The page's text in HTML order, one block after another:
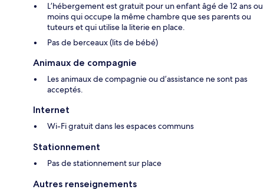
L’hébergement est gratuit pour un enfant âgé de 12 ans ou
moins qui occupe la même chambre que ses parents ou
tuteurs et qui utilise la literie en place.
Pas de berceaux (lits de bébé)
Animaux de compagnie
Les animaux de compagnie ou d’assistance ne sont pas
acceptés.
Internet
Wi-Fi gratuit dans les espaces communs
Stationnement
Pas de stationnement sur place
Autres renseignements